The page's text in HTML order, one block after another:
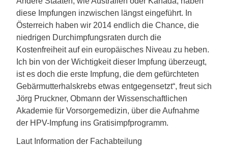
diese Impfungen inzwischen längst eingeführt. In
Österreich haben wir 2014 endlich die Chance, die
niedrigen Durchimpfungsraten durch die
Kostenfreiheit auf ein europäisches Niveau zu heben.
Ich bin von der Wichtigkeit dieser Impfung überzeugt,
ist es doch die erste Impfung, die dem gefürchteten
Gebärmutterhalskrebs etwas entgegensetzt“, freut sich
Jörg Pruckner, Obmann der Wissenschaftlichen
Akademie für Vorsorgemedizin, über die Aufnahme
der HPV-Impfung ins Gratisimpfprogramm.
Laut Information der Fachabteilung